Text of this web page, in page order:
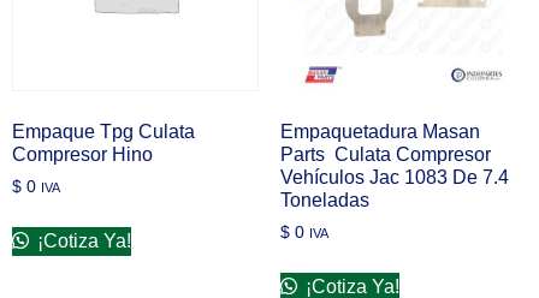
Empaque Tpg Culata
Compresor Hino
$ 0 IVA
¡Cotiza Ya!
Empaquetadura Masan
Parts Culata Compresor
Vehículos Jac 1083 De 7.4
Toneladas
$0 IVA
¡Cotiza Ya!